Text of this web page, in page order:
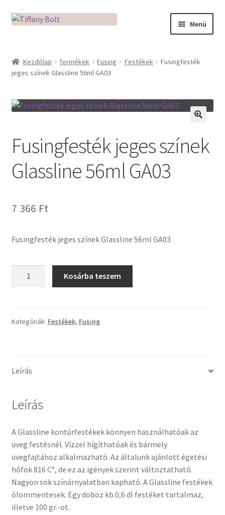
Ugrás
Kilépés
Menü
Adatkezelési tájékoztató
Az üveg világa / Workshopok
Fusingkemence beüzemelése
Hogyan használd a Mikro Boxot
Mozaik készítés
Tiffany ízelítő
Elérhetőségeink
Képkeretezés
Rólunk
Termékek
Uvegek
Kezdőlap Termékek Fusing Festékek
Fusingfesték
jeges színek Glassline 56ml GA03
Fusingfesték jeges színek
Glassline 56ml GA03
7 366 Ft
Fusingfesték jeges színek Glassline 56ml GA03
56ml
Kosárba teszem
Kategóriák: Festékek, Fusing
Leírás
Leírás
A Glassline kontúrfestékek könnyen használhatóak az
üveg festésnél. Vízzel hígíthatóak és bármely
üvegfajtához alkalmazható. Az általunk ajánlott égetési
hőfok 816 C°, de ez az igények szerint változtatható.
Nagyon sok színárnyalatban kapható. A Glassline festékek
ólommentesek. Egy doboz kb.0,6 dl festéket tartalmaz,
illetve 100 gr.-ot.